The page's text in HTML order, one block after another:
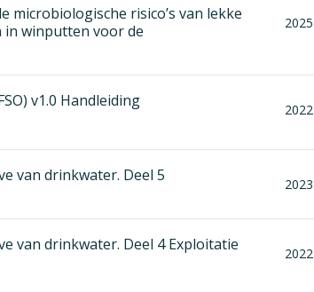
microbiologische risico’s van lekke
winputten voor de
2025
v1.0 Handleiding 2022
van drinkwater. Deel 5
2023
van drinkwater. Deel 4 Exploitatie 2022